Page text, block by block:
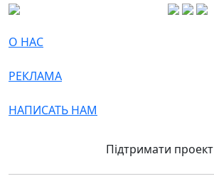
О НАС
РЕКЛАМА
НАПИСАТЬ НАМ
Підтримати проект